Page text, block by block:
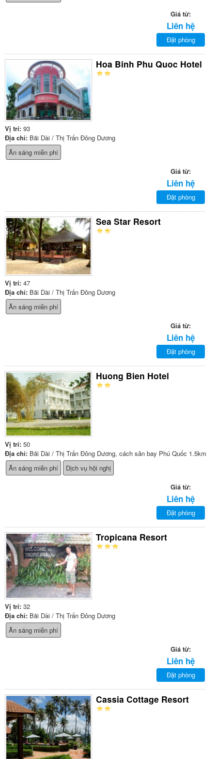
Giá từ:
Liên hệ
Đặt phòng
Hoa Binh Phu Quoc Hotel
Vị trí: 93
Địa chỉ: Bãi Dài / Thị Trấn Đông Dương
Ăn sáng miễn phí
Giá từ:
Liên hệ
Đặt phòng
Sea Star Resort
Vị trí: 47
Địa chỉ: Bãi Dài / Thị Trấn Đông Dương
Ăn sáng miễn phí
Giá từ:
Liên hệ
Đặt phòng
Huong Bien Hotel
Vị trí: 50
Địa chỉ: Bãi Dài / Thị Trấn Đông Dương, cách sân bay Phú Quốc 1.5km
Ăn sáng miễn phí
Dịch vụ hội nghị
Giá từ:
Liên hệ
Đặt phòng
Tropicana Resort
Vị trí: 32
Địa chỉ: Bãi Dài / Thị Trấn Đông Dương
Ăn sáng miễn phí
Giá từ:
Liên hệ
Đặt phòng
Cassia Cottage Resort